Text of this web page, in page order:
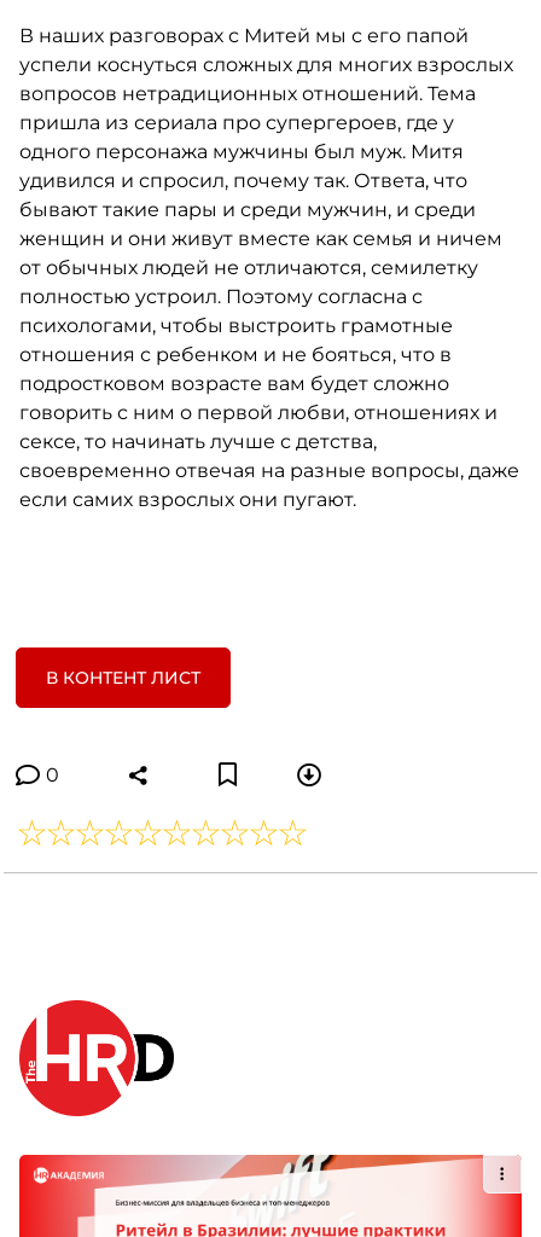
В наших разговорах с Митей мы с его папой
успели коснуться сложных для многих взрослых
вопросов нетрадиционных отношений. Тема
пришла из сериала про супергероев, где у
одного персонажа мужчины был муж. Митя
удивился и спросил, почему так. Ответа, что
бывают такие пары и среди мужчин, и среди
женщин и они живут вместе как семья и ничем
от обычных людей не отличаются, семилетку
полностью устроил. Поэтому согласна с
психологами, чтобы выстроить грамотные
отношения с ребенком и не бояться, что в
подростковом возрасте вам будет сложно
говорить с ним о первой любви, отношениях и
сексе, то начинать лучше с детства,
своевременно отвечая на разные вопросы, даже
если самих взрослых они пугают.
В КОНТЕНТ ЛИСТ
0